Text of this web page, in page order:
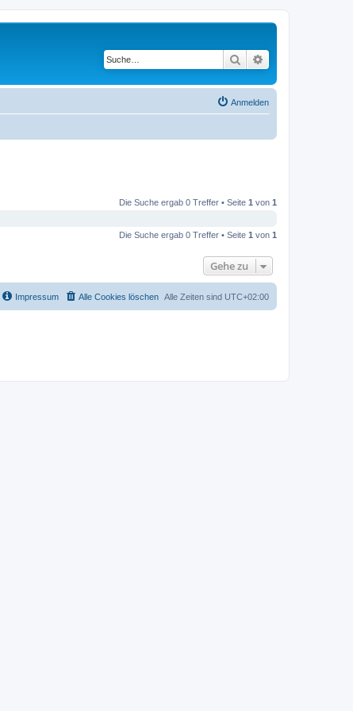
Suche
Anmelden
Die Suche ergab 0 Treffer • Seite 1 von 1
Die Suche ergab 0 Treffer • Seite 1 von 1
Gehe zu
Alle Zeiten sind UTC+02:00
Alle Cookies löschen
Impressum